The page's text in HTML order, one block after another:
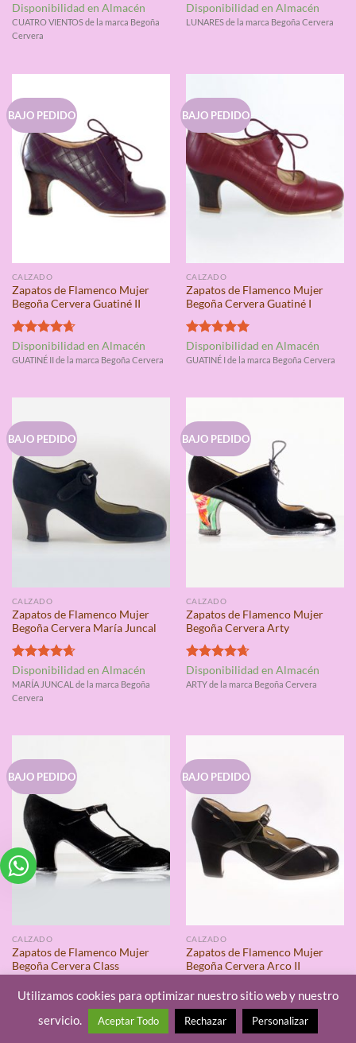
Valorado
con4.00
de 5
Disponibilidad en Almacén
CUATRO VIENTOS de la marca Begoña
Cervera
Valorado
con4.33
Disponibilidad en Almacén
LUNARES de la marca Begoña Cervera
BAJO PEDIDO
CALZADO
Zapatos de Flamenco Mujer
Begoña Cervera Guatiné II
Valorado
con4.67
Disponibilidad en Almacén
GUATINÉ II de la marca Begoña Cervera
BAJO PEDIDO
CALZADO
Zapatos de Flamenco Mujer
Begoña Cervera Guatiné I
Valorado
con5.00
Disponibilidad en Almacén
GUATINÉ I de la marca Begoña Cervera
BAJO PEDIDO
CALZADO
Zapatos de Flamenco Mujer
Begoña Cervera María Juncal
Valorado
con4.67
de 5
Disponibilidad en Almacén
MARÍA JUNCAL de la marca Begoña
Cervera
BAJO PEDIDO
CALZADO
Zapatos de Flamenco Mujer
Begoña Cervera Arty
Valorado
con4.67
Disponibilidad en Almacén
ARTY de la marca Begoña Cervera
BAJO PEDIDO
CALZADO
Zapatos de Flamenco Mujer
Begoña Cervera Class
4.33
Disponibilidad en Almacén
CLASS de la marca Begoña Cervera
BAJO PEDIDO
CALZADO
Zapatos de Flamenco Mujer
Begoña Cervera Arco II
Valorado
con4.67
de 5
Disponibilidad en Almacén
ARCO II de la marca Begoña Cervera
Utilizamos cookies para optimizar nuestro sitio web y nuestro
servicio.
Aceptar Todo Rechazar Personalizar